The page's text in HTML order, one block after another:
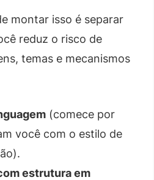
montar isso é separar
reduz o risco de
temas e mecanismos
(comece por
você com o estilo de
estrutura em